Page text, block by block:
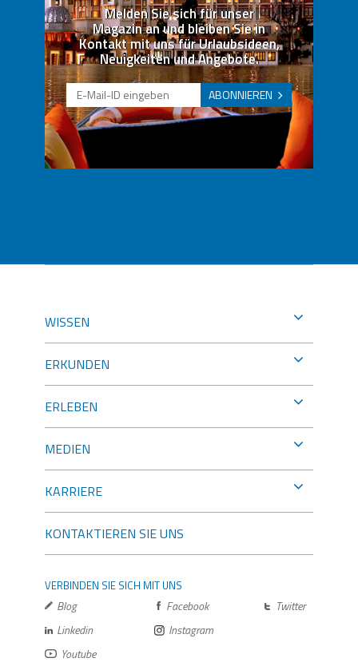
Melden Sie sich für unser
Magazin an und bleiben Sie in
Kontakt mit uns für Urlaubsideen,
Neuigkeiten und Angebote.
ABONNIEREN
WISSEN
ERKUNDEN
ERLEBEN
MEDIEN
KARRIERE
KONTAKTIEREN SIE UNS
VERBINDEN SIE SICH MIT UNS
Blog Facebook
Twitter
Linkedin
Instagram
Youtube